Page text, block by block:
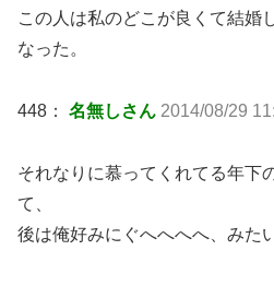
この人は私のどこが良くて結婚
なった。
448： 名無しさん 2014/08/29
それなりに慕ってくれてる年下
て、
後は俺好みにぐへへへへ、みた